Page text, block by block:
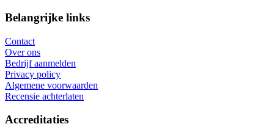
Belangrijke links
Contact
Over ons
Bedrijf aanmelden
Privacy policy
Algemene voorwaarden
Recensie achterlaten
Accreditaties